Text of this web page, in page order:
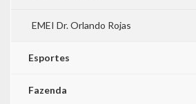
EMEI Dr. Orlando Rojas
Esportes
Fazenda